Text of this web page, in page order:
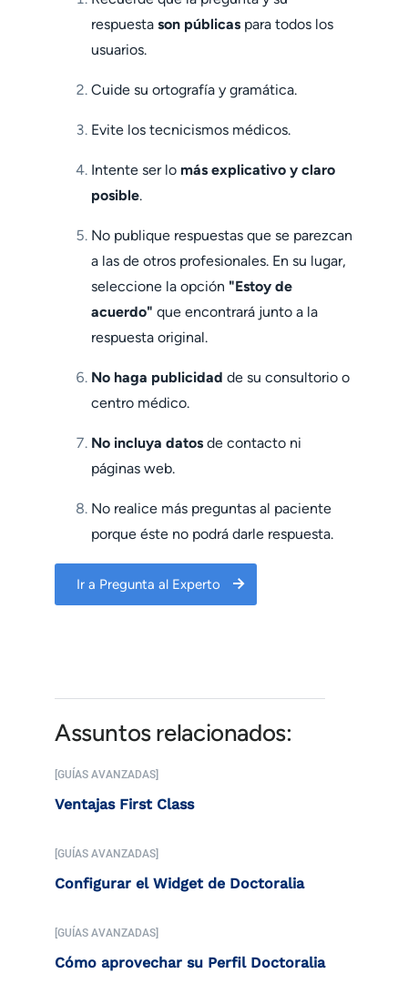
respuesta son públicas para todos los
usuarios.
Cuide su ortografía y gramática.
Evite los tecnicismos médicos.
Intente ser lo más explicativo y claro
posible.
No publique respuestas que se parezcan
a las de otros profesionales. En su lugar,
seleccione la opción "Estoy de
acuerdo" que encontrará junto a la
respuesta original.
No haga publicidad de su consultorio o
centro médico.
No incluya datos de contacto ni
páginas web.
No realice más preguntas al paciente
porque éste no podrá darle respuesta.
Ir a Pregunta al Experto
Assuntos relacionados:
[GUÍAS AVANZADAS]
Ventajas First Class
[GUÍAS AVANZADAS]
Configurar el Widget de Doctoralia
[GUÍAS AVANZADAS]
Cómo aprovechar su Perfil Doctoralia